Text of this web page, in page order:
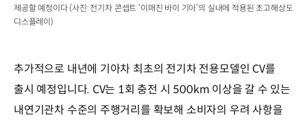
제공할 예정이다 (사진: 전기차 콘셉트 ‘이매진 바이 기아’의 실내에 적용된 초고해상도
디스플레이)
추가적으로 내년에 기아차 최초의 전기차 전용모델인 CV를
출시 예정입니다. CV는 1회 충전 시 500km 이상을 갈 수 있는
내연기관차 수준의 주행거리를 확보해 소비자의 우려 사항을